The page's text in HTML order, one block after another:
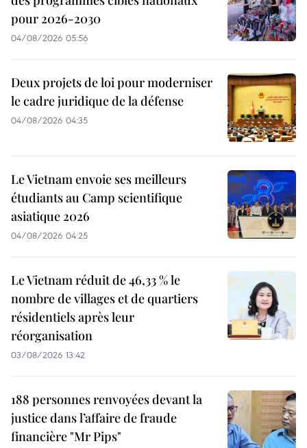
pour 2026-2030
04/08/2026 05:56
Deux projets de loi pour moderniser
le cadre juridique de la défense
04/08/2026 04:35
Le Vietnam envoie ses meilleurs
étudiants au Camp scientifique
asiatique 2026
04/08/2026 04:25
Le Vietnam réduit de 46,33 % le
nombre de villages et de quartiers
résidentiels après leur
réorganisation
03/08/2026 13:42
188 personnes renvoyées devant la
justice dans l’affaire de fraude
financière "Mr Pips"